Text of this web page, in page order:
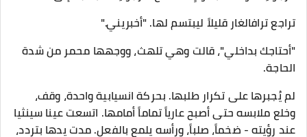
تراجع ترافالغار قليلاً ليبتسم لها. "أخبريني."
"أحتاجك بداخلي"، قالت وهي تلهث، ووجهها محمر من شدة
الحاجة.
لم يُجبرها على تكرار طلبها. بحركة انسيابية واحدة، وقف،
وخلع ملابسه حتى أصبح عارياً تماماً أمامها. اتسعت عينا سينثيا
عند رؤيته - ضخماً، صلباً، ورأسه يلمع بالفعل. مدت يدها بتردد،